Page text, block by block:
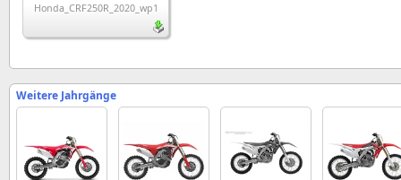
Honda_CRF250R_2020_wp1
Weitere Jahrgänge